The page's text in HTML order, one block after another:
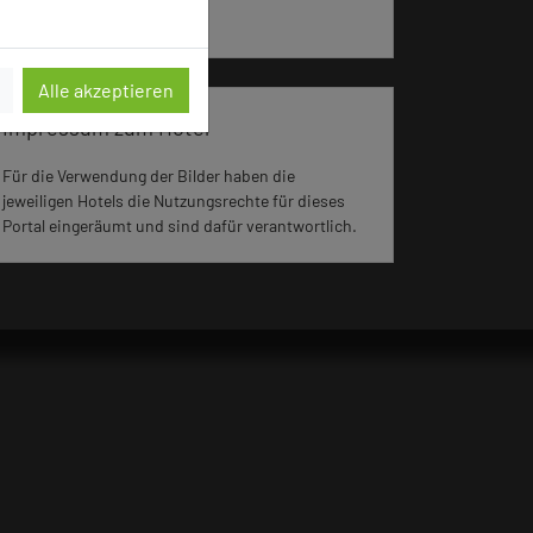
Alle akzeptieren
Impressum zum Hotel
Für die Verwendung der Bilder haben die
jeweiligen Hotels die Nutzungsrechte für dieses
Portal eingeräumt und sind dafür verantwortlich.